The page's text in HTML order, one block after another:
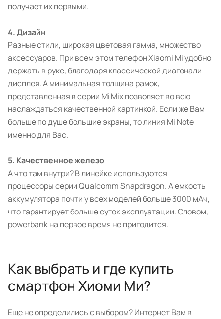
получает их первыми.
4. Дизайн
Разные стили, широкая цветовая гамма, множество
аксессуаров. При всем этом телефон Xiaomi Mi удобно
держать в руке, благодаря классической диагонали
дисплея. А минимальная толщина рамок,
представленная в серии Mi Mix позволяет во всю
наслаждаться качественной картинкой. Если же Вам
больше по душе большие экраны, то линия Mi Note
именно для Вас.
5. Качественное железо
А что там внутри? В линейке используются
процессоры серии Qualcomm Snapdragon. А емкость
аккумулятора почти у всех моделей больше 3000 мАч,
что гарантирует больше суток эксплуатации. Словом,
powerbank на первое время не пригодится.
Как выбрать и где купить
смартфон Хиоми Ми?
Еще не определились с выбором? Интернет Вам в